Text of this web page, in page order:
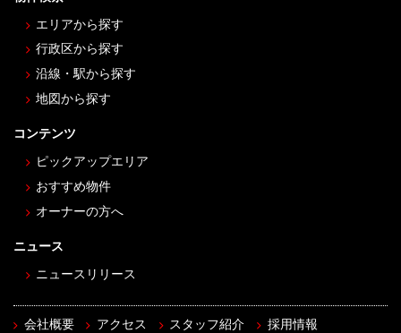
エリアから探す
行政区から探す
沿線・駅から探す
地図から探す
コンテンツ
ピックアップエリア
おすすめ物件
オーナーの方へ
ニュース
ニュースリリース
会社概要 アクセス スタッフ紹介
採用情報